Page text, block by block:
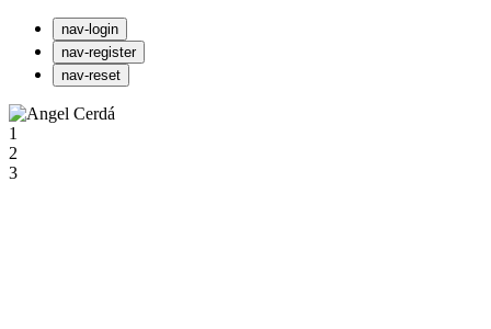
nav-login
nav-register
nav-reset
1
2
3